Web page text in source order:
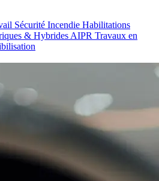
Sécurité Incendie Habilitations
& Hybrides AIPR Travaux en